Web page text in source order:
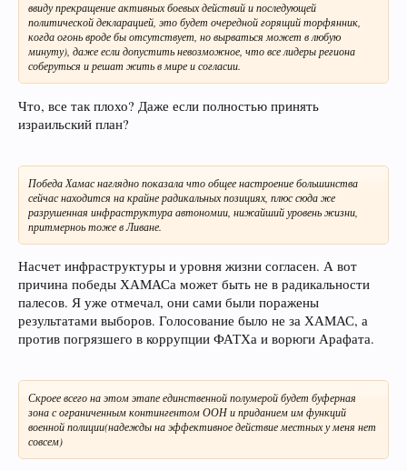
ввиду прекращение активных боевых действий и последующей
политической декларацией, это будет очередной горящий торфянник,
когда огонь вроде бы отсутствует, но вырваться может в любую
минуту), даже если допустить невозможное, что все лидеры региона
соберуться и решат жить в мире и согласии.
Что, все так плохо? Даже если полностью принять
израильский план?
Победа Хамас наглядно показала что общее настроение большинства
сейчас находится на крайне радикальных позициях, плюс сюда же
разрушенная инфраструктура автономии, нижайший уровень жизни,
притмерноь тоже в Ливане.
Насчет инфраструктуры и уровня жизни согласен. А вот
причина победы ХАМАСа может быть не в радикальности
палесов. Я уже отмечал, они сами были поражены
результатами выборов. Голосование было не за ХАМАС, а
против погрязшего в коррупции ФАТХа и ворюги Арафата.
Скроее всего на этом этапе единственной полумерой будет буферная
зона с ограниченным контингентом ООН и приданием им функций
военной полиции(надежды на эффективное действие местных у меня нет
совсем)